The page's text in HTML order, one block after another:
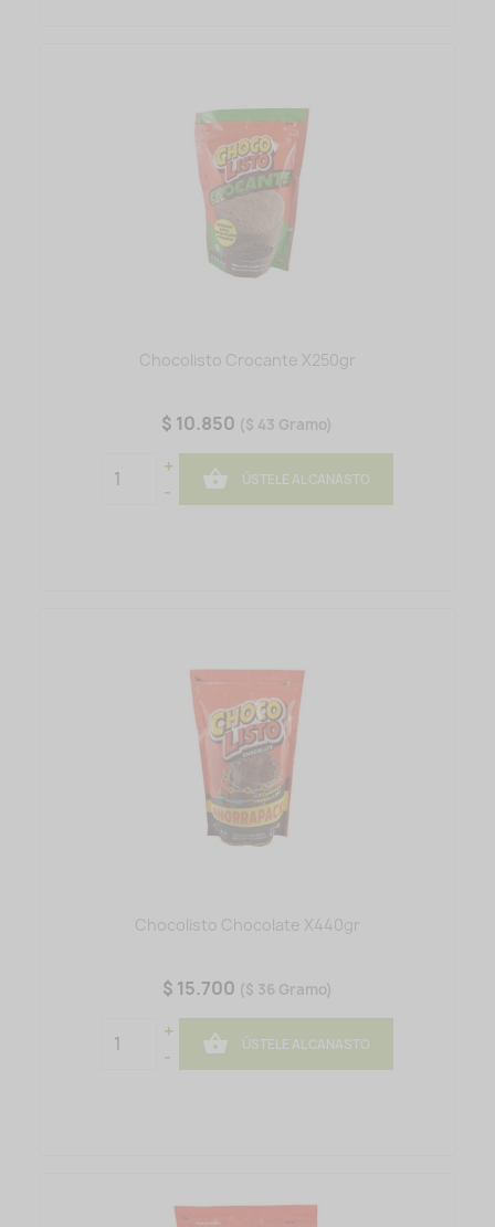
Chocolisto Crocante X250gr
$ 10.850 ($ 43 Gramo)
+
-
 ÚSTELE AL CANASTO
Chocolisto Chocolate X440gr
$ 15.700 ($ 36 Gramo)
+
-
 ÚSTELE AL CANASTO